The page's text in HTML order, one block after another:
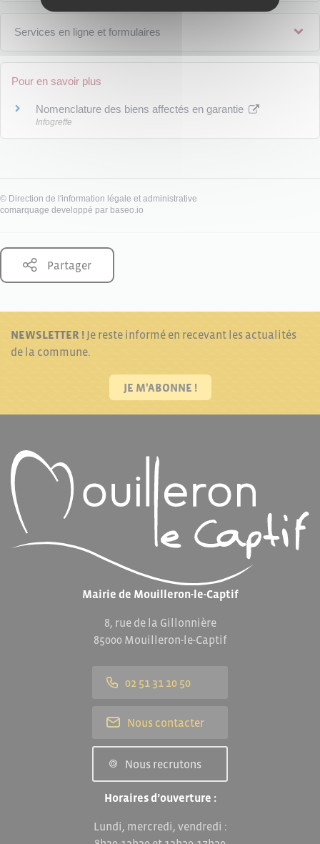
Services en ligne et formulaires
Pour en savoir plus
Nomenclature des biens affectés en garantie
Infogreffe
© Direction de l'information légale et administrative
comarquage developpé par baseo.io
Partager
NEWSLETTER ! Je reste informé en recevant les actualités
de la commune.
JE M'ABONNE !
Mairie de Mouilleron-le-Captif
8, rue de la Gillonnière
85000 Mouilleron-le-Captif
02 51 31 10 50
Nous contacter
Nous recrutons
Horaires d’ouverture :
Lundi, mercredi, vendredi :